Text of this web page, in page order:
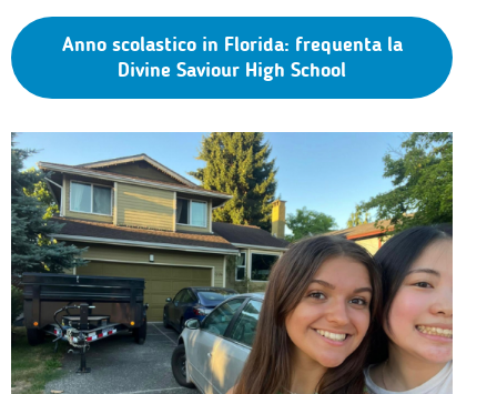
Anno scolastico in Florida: frequenta la
Divine Saviour High School